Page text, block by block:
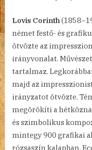
Lovis Corinth
német festő- és
ötvözte az
irányvonalat.
tartalmaz.
majd az
irányzatot ötvözte.
megörökíti a
és szimbolikus
mintegy 900 grafikai
rózsaszín kalapban,